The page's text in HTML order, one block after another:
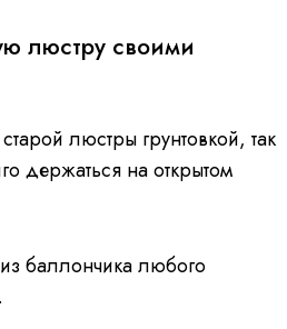
люстру своими
люстры грунтовкой, так
держаться на открытом
баллончика любого